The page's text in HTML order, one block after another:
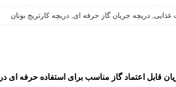
غذایی , دریچه جریان گاز حرفه ای , دریچه کارتریج بوتان
جریان قابل اعتماد گاز مناسب برای استفاده حرفه